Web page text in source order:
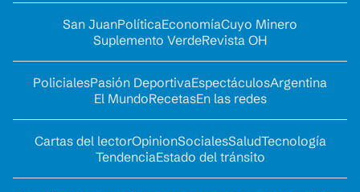
San JuanPolíticaEconomíaCuyo Minero
Suplemento VerdeRevista OH
PolicialesPasión DeportivaEspectáculosArgentina
El MundoRecetasEn las redes
Cartas del lectorOpinionSocialesSaludTecnología
TendenciaEstado del tránsito